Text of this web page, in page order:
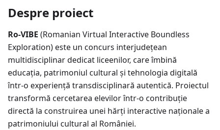
Despre proiect
Ro-VIBE (Romanian Virtual Interactive Boundless
Exploration) este un concurs interjudețean
multidisciplinar dedicat liceenilor, care îmbină
educația, patrimoniul cultural și tehnologia digitală
într-o experiență transdisciplinară autentică. Proiectul
transformă cercetarea elevilor într-o contribuție
directă la construirea unei hărți interactive naționale a
patrimoniului cultural al României.